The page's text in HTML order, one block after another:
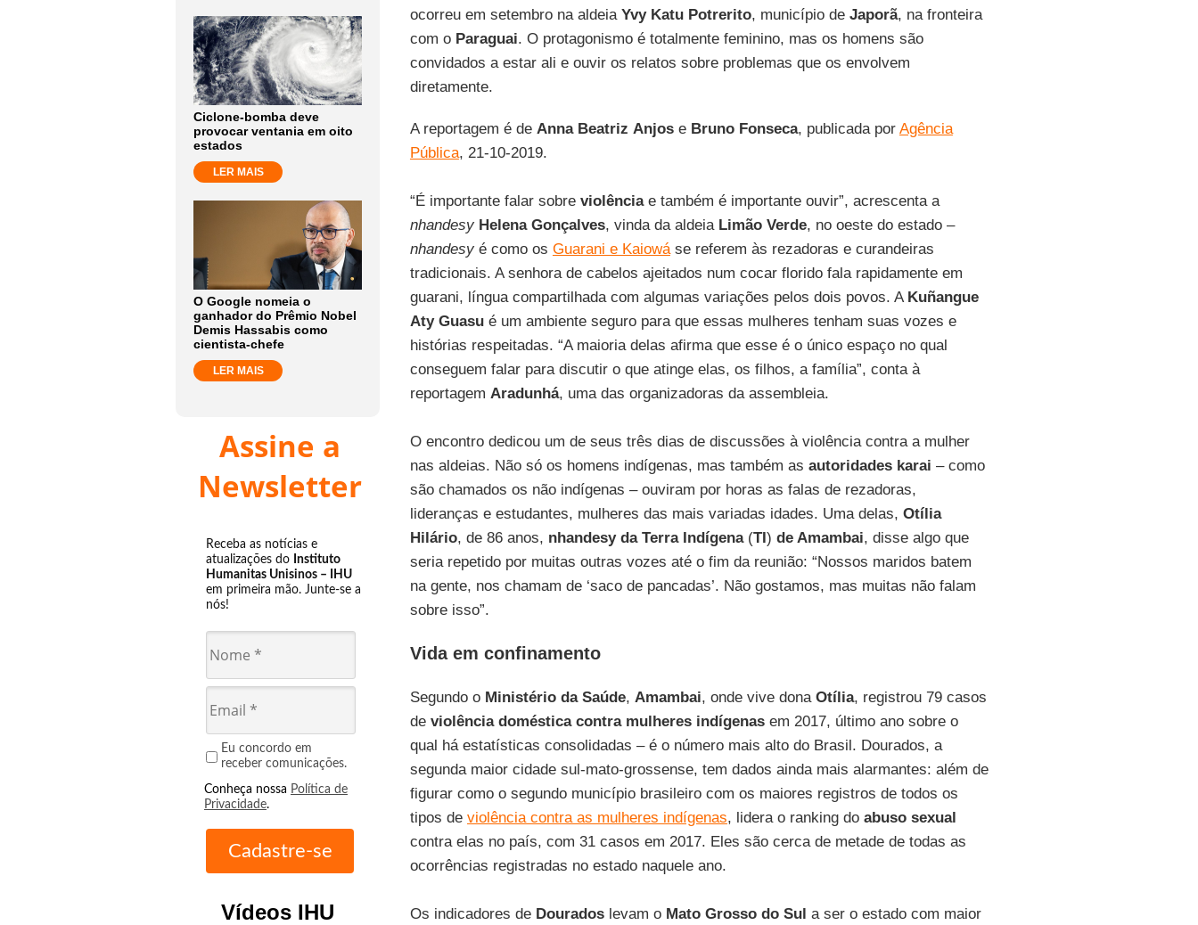
Ciclone-bomba deve
provocar ventania em oito
estados
LER MAIS
O Google nomeia o
ganhador do Prêmio Nobel
Demis Hassabis como
cientista-chefe
LER MAIS
Assine a
Newsletter
Receba as notícias e
atualizações do Instituto
Humanitas Unisinos – IHU
em primeira mão. Junte-se a
nós!
Eu concordo em
receber comunicações.
Conheça nossa Política de
Privacidade.
Vídeos IHU
ocorreu em setembro na aldeia Yvy Katu Potrerito, município de Japorã, na fronteira
com o Paraguai. O protagonismo é totalmente feminino, mas os homens são
convidados a estar ali e ouvir os relatos sobre problemas que os envolvem
diretamente.
A reportagem é de Anna Beatriz Anjose Bruno Fonseca, publicada por Agência
Pública, 21-10-2019.
“É importante falar sobre violênciae também é importante ouvir”, acrescenta a
nhandesy Helena Gonçalves, vinda da aldeia Limão Verde, no oeste do estado –
nhandesyé como os Guarani e Kaiowáse referem às rezadoras e curandeiras
tradicionais. A senhora de cabelos ajeitados num cocar florido fala rapidamente em
guarani, língua compartilhada com algumas variações pelos dois povos. A Kuñangue
Aty Guasué um ambiente seguro para que essas mulheres tenham suas vozes e
histórias respeitadas. “A maioria delas afirma que esse é o único espaço no qual
conseguem falar para discutir o que atinge elas, os filhos, a família”, conta à
reportagem Aradunhá, uma das organizadoras da assembleia.
O encontro dedicou um de seus três dias de discussões à violência contra a mulher
nas aldeias. Não só os homens indígenas, mas também as autoridades karai – como
são chamados os não indígenas – ouviram por horas as falas de rezadoras,
lideranças e estudantes, mulheres das mais variadas idades. Uma delas, Otília
Hilário, de 86 anos, nhandesy da Terra Indígena (TI) de Amambai, disse algo que
seria repetido por muitas outras vozes até o fim da reunião: “Nossos maridos batem
na gente, nos chamam de ‘saco de pancadas’. Não gostamos, mas muitas não falam
sobre isso”.
Vida em confinamento
Segundo oMinistério da Saúde, Amambai, onde vive dona Otília, registrou 79 casos
de violência doméstica contra mulheres indígenasem 2017, último ano sobre o
qual há estatísticas consolidadas – é o número mais alto do Brasil. Dourados, a
segunda maior cidade sul-mato-grossense, tem dados ainda mais alarmantes: além de
figurar como o segundo município brasileiro com os maiores registros de todos os
tipos de violência contra as mulheres indígenas, lidera o ranking do abuso sexual
contra elas no país, com 31 casos em 2017. Eles são cerca de metade de todas as
ocorrências registradas no estado naquele ano.
Os indicadores de Douradoslevam o Mato Grosso do Sul a ser o estado com maior